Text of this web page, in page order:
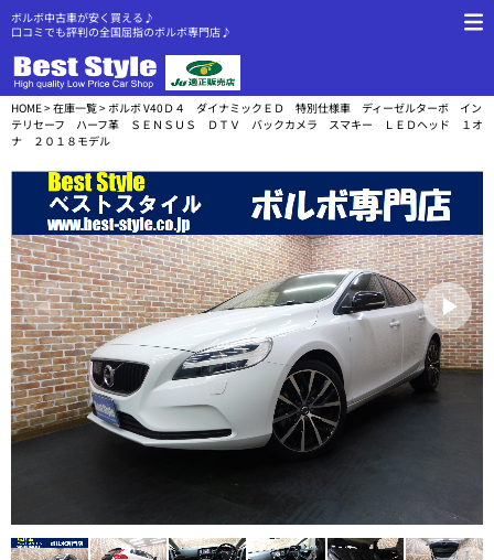
ボルボ中古車が安く買える♪
口コミでも評判の全国屈指のボルボ専門店♪
HOME>在庫一覧> ボルボ V40Ｄ４ ダイナミックＥＤ 特別仕様車 ディーゼルターボ イン
テリセーフ ハーフ革 ＳＥＮＳＵＳ ＤＴＶ バックカメラ スマキー ＬＥＤヘッド １オ
ナ ２０１８モデル